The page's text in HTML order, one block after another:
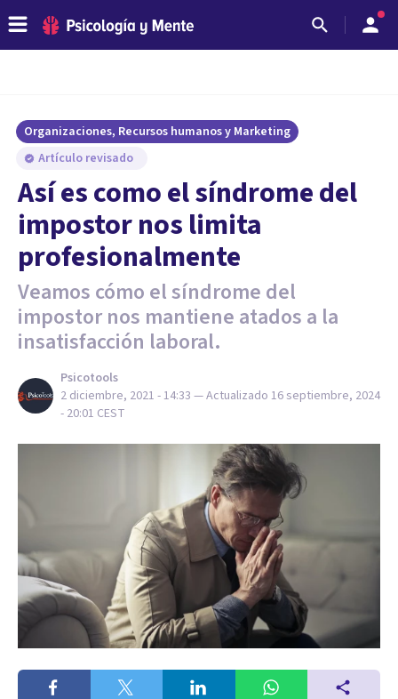
Organizaciones, Recursos humanos y Marketing
Artículo revisado
Así es como el síndrome del
impostor nos limita
profesionalmente
Veamos cómo el síndrome del
impostor nos mantiene atados a la
insatisfacción laboral.
Psicotools
2 diciembre, 2021 - 14:33 — Actualizado 16 septiembre, 2024
- 20:01 CEST